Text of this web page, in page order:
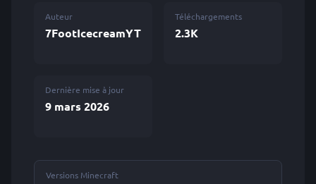
Auteur
7FootIcecreamYT
Téléchargements
2.3K
Dernière mise à jour
9 mars 2026
Versions Minecraft